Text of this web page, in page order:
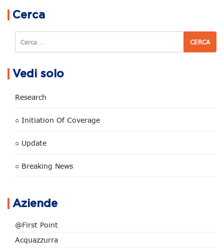
Cerca
Cerca
Vedi solo
Research
○ Initiation Of Coverage
○ Update
○ Breaking News
Aziende
@First Point
Acquazzurra